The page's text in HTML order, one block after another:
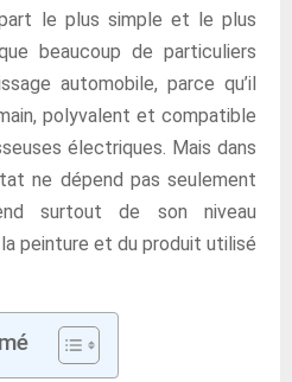
le plus simple et le plus
beaucoup de particuliers
automobile, parce qu’il
polyvalent et compatible
électriques. Mais dans
ne dépend pas seulement
surtout de son niveau
peinture et du produit utilisé